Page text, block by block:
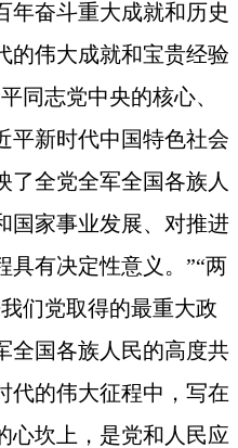
年奋斗重大成就和历史
的伟大成就和宝贵经验
同志党中央的核心、
平新时代中国特色社会
了全党全军全国各族人
国家事业发展、对推进
具有决定性意义。”“两
们党取得的最重大政
全国各族人民的高度共
代的伟大征程中，写在
心坎上，是党和人民应